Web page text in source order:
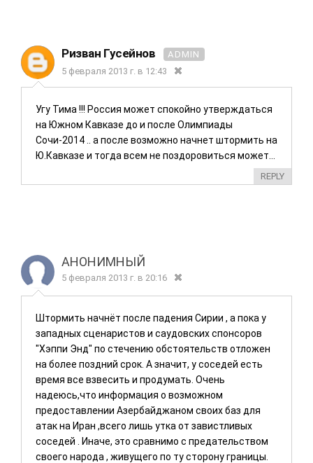
Ризван Гусейнов
ADMIN
5 февраля 2013 г. в 12:43
Угу Тима !!! Россия может спокойно утверждаться
на Южном Кавказе до и после Олимпиады
Сочи-2014 .. а после возможно начнет штормить на
Ю.Кавказе и тогда всем не поздоровиться может...
REPLY
АНОНИМНЫЙ
5 февраля 2013 г. в 20:16
Штормить начнёт после падения Сирии , а пока у
западных сценаристов и саудовских спонсоров
"Хэппи Энд" по стечению обстоятельств отложен
на более поздний срок. А значит, у соседей есть
время все взвесить и продумать. Очень
надеюсь,что информация о возможном
предоставлении Азербайджаном своих баз для
атак на Иран ,всего лишь утка от завистливых
соседей . Иначе, это сравнимо с предательством
своего народа , живущего по ту сторону границы.